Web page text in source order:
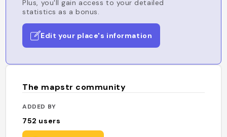
Plus, you'll gain access to your detailed
statistics as a bonus.
Edit your place's information
The mapstr community
ADDED BY
752 users